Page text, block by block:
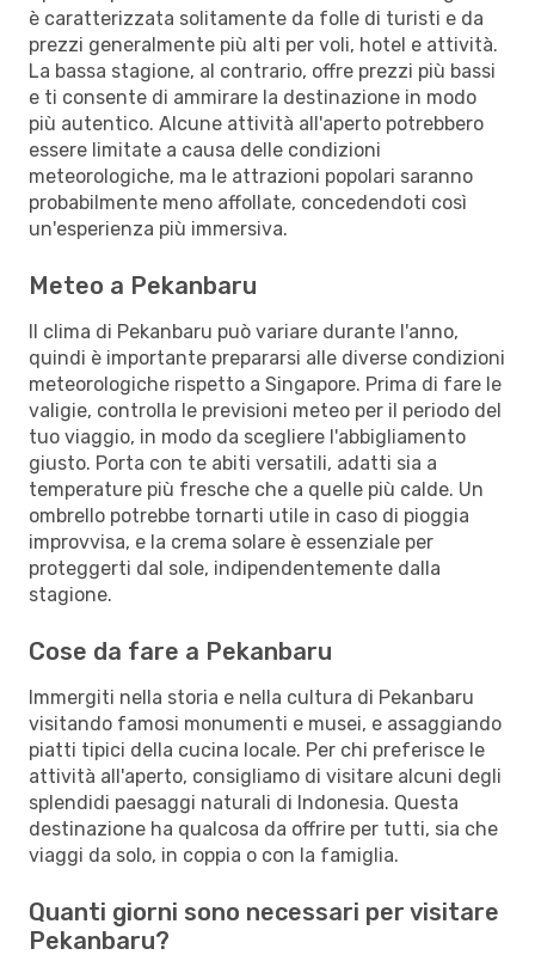
è caratterizzata solitamente da folle di turisti e da
prezzi generalmente più alti per voli, hotel e attività.
La bassa stagione, al contrario, offre prezzi più bassi
e ti consente di ammirare la destinazione in modo
più autentico. Alcune attività all'aperto potrebbero
essere limitate a causa delle condizioni
meteorologiche, ma le attrazioni popolari saranno
probabilmente meno affollate, concedendoti così
un'esperienza più immersiva.
Meteo a Pekanbaru
Il clima di Pekanbaru può variare durante l'anno,
quindi è importante prepararsi alle diverse condizioni
meteorologiche rispetto a Singapore. Prima di fare le
valigie, controlla le previsioni meteo per il periodo del
tuo viaggio, in modo da scegliere l'abbigliamento
giusto. Porta con te abiti versatili, adatti sia a
temperature più fresche che a quelle più calde. Un
ombrello potrebbe tornarti utile in caso di pioggia
improvvisa, e la crema solare è essenziale per
proteggerti dal sole, indipendentemente dalla
stagione.
Cose da fare a Pekanbaru
Immergiti nella storia e nella cultura di Pekanbaru
visitando famosi monumenti e musei, e assaggiando
piatti tipici della cucina locale. Per chi preferisce le
attività all'aperto, consigliamo di visitare alcuni degli
splendidi paesaggi naturali di Indonesia. Questa
destinazione ha qualcosa da offrire per tutti, sia che
viaggi da solo, in coppia o con la famiglia.
Quanti giorni sono necessari per visitare
Pekanbaru?